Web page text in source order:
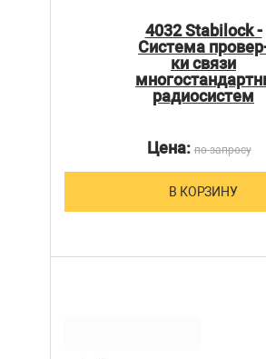
4032 Stabilock -
Система
ки связи
радиосистем
Цена:по запросу
В КОРЗИНУ